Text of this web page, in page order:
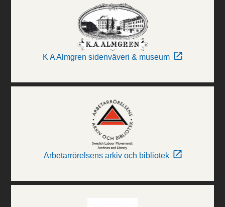
K A Almgren sidenväveri & museum
Arbetarrörelsens arkiv och bibliotek